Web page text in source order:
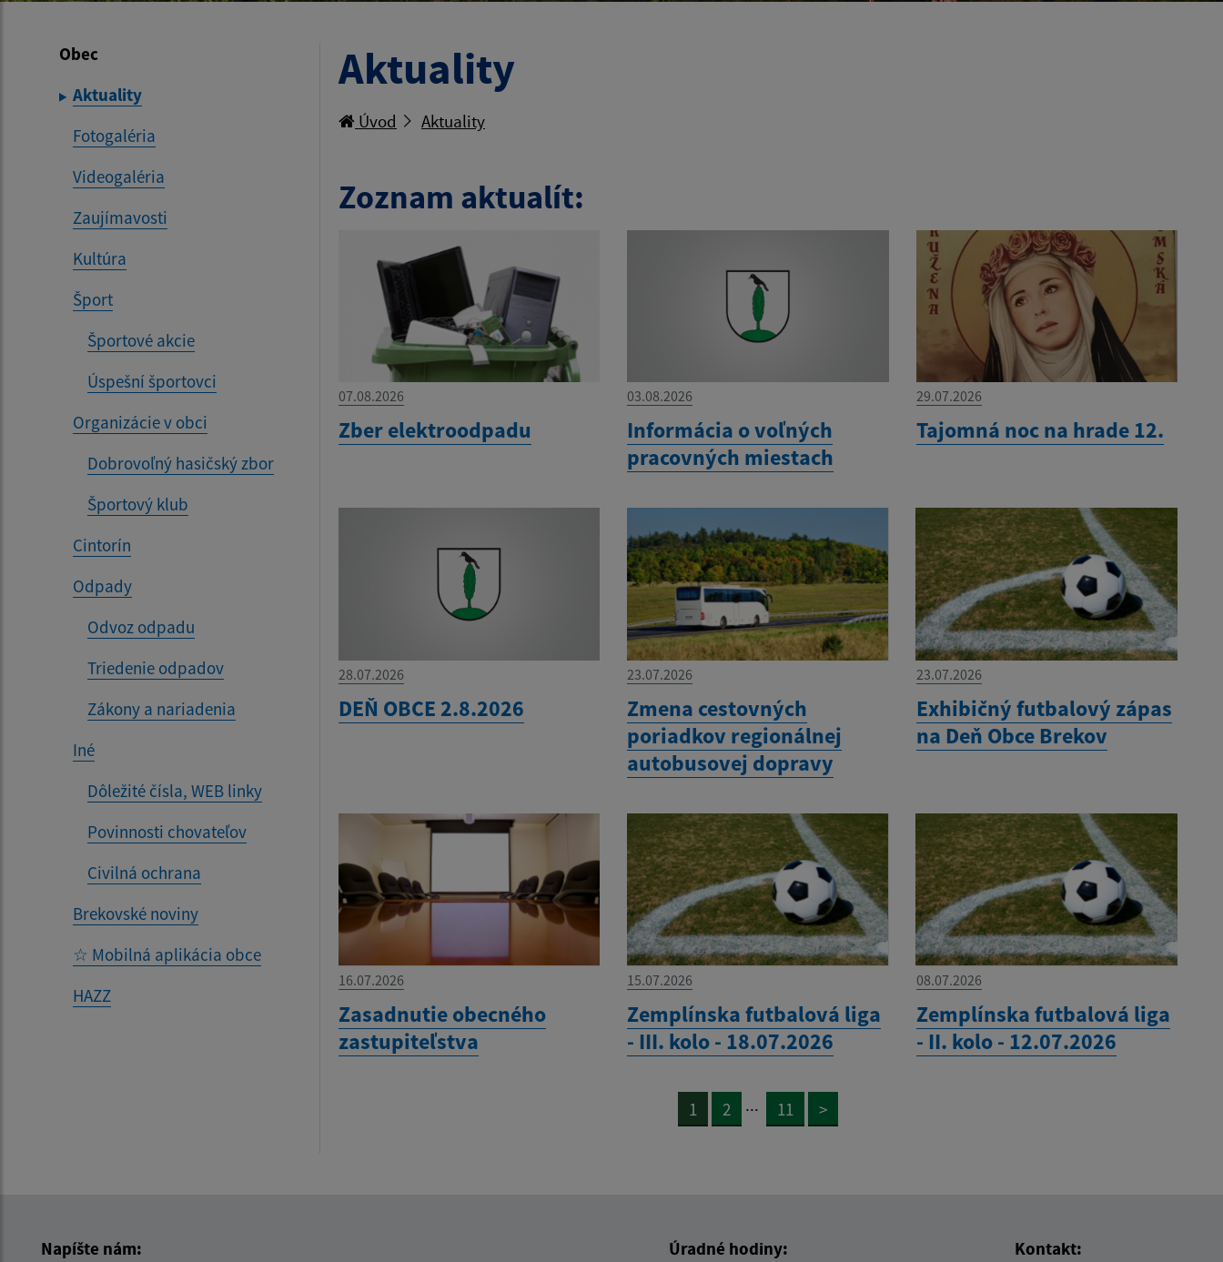
Obec
Aktuality
Fotogaléria
Videogaléria
Zaujímavosti
Kultúra
Šport
Športové akcie
Úspešní športovci
Organizácie v obci
Dobrovoľný hasičský zbor
Športový klub
Cintorín
Odpady
Odvoz odpadu
Triedenie odpadov
Zákony a nariadenia
Iné
Dôležité čísla, WEB linky
Povinnosti chovateľov
Civilná ochrana
Brekovské noviny
☆ Mobilná aplikácia obce
HAZZ
Aktuality
Úvod Aktuality
Zoznam aktualít:
07.08.2026
Zber elektroodpadu
03.08.2026
Informácia o voľných
pracovných miestach
29.07.2026
Tajomná noc na hrade 12.
28.07.2026
DEŇ OBCE 2.8.2026
23.07.2026
Zmena cestovných
poriadkov regionálnej
autobusovej dopravy
23.07.2026
Exhibičný futbalový zápas
na Deň Obce Brekov
16.07.2026
Zasadnutie obecného
zastupiteľstva
15.07.2026
Zemplínska futbalová liga
- III. kolo - 18.07.2026
08.07.2026
Zemplínska futbalová liga
- II. kolo - 12.07.2026
1 2 ... 11 >
Napíšte nám:
Úradné hodiny: Kontakt: